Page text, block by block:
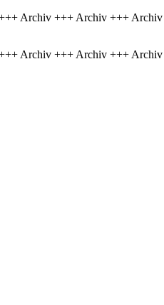
Archiv +++ Archiv +++
Archiv +++ Archiv +++